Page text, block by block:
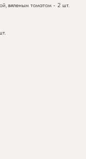
вяленым томатом - 2 шт.